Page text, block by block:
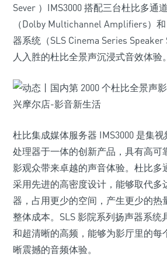
Sever ）IMS3000 搭配三台杜比多通
（Dolby Multichannel Amplifiers）
器系统（SLS Cinema Series Speaker
人入胜的杜比全景声沉浸式音效体验。
杜比集成媒体服务器 IMS3000 是集
处理器于一体的创新产品，具有高可
影观众带来卓越的声音体验。杜比多
采用先进的高密度设计，能够取代多
器，占用更少的空间，产生更少的热
整体成本。SLS 影院系列扬声器系统
和超清晰的高频，能够为影厅里的每
晰震撼的音频体验。